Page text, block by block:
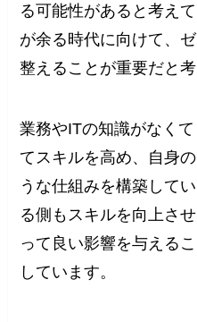
る可能性があると考え
が余る時代に向けて、
整えることが重要だと考
業務やITの知識がなく
てスキルを高め、自身
うな仕組みを構築して
る側もスキルを向上さ
って良い影響を与える
しています。